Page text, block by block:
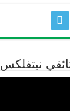
نيتفلكس